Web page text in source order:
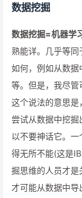
数据挖掘
数据挖掘=机器学
熟能详。几乎等
如何，例如从数
等。但是，我尽管
这个说法的意思
尝试从数据中挖
以不要神话它。
得无所不能(这是
掘思维的人员才
才可能从数据中